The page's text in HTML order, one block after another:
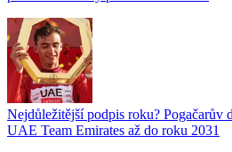
Nejdůležitější podpis roku? Pogačarův
UAE Team Emirates až do roku 2031